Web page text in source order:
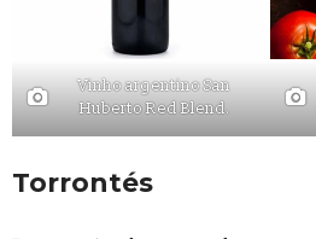
Vinho argentino San
Huberto Red Blend.
Torrontés